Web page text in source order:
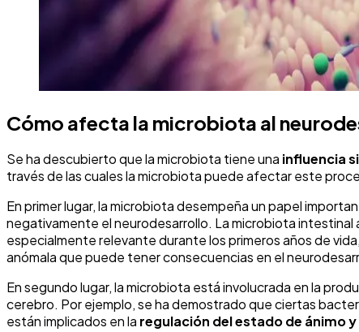
Cómo afecta la microbiota al
Se ha descubierto que la microbiota tiene una influencia
través de las cuales la microbiota puede afectar este
En primer lugar, la microbiota desempeña un papel
negativamente el neurodesarrollo. La microbiota
especialmente relevante durante los primeros años de
anómala que puede tener consecuencias en el
En segundo lugar, la microbiota está involucrada en la
cerebro. Por ejemplo, se ha demostrado que ciertas
están implicados en la regulación del estado de ánimo